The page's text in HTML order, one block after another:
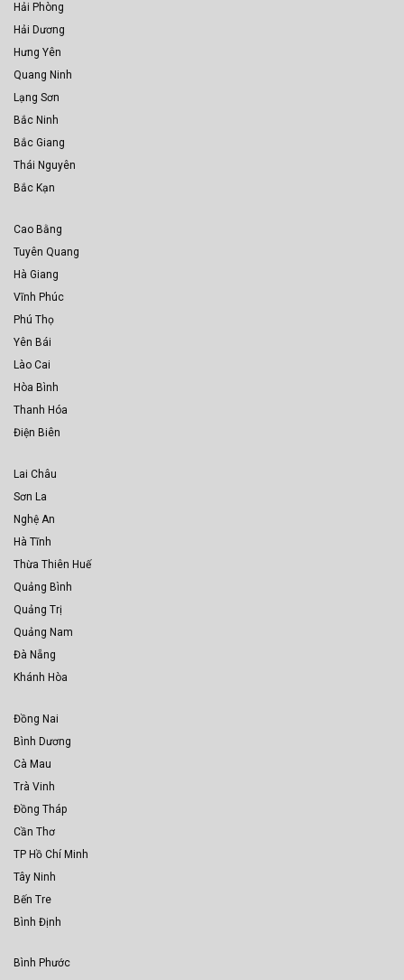
Hải Phòng
Hải Dương
Hưng Yên
Quang Ninh
Lạng Sơn
Bắc Ninh
Bắc Giang
Thái Nguyên
Bắc Kạn
Cao Bằng
Tuyên Quang
Hà Giang
Vĩnh Phúc
Phú Thọ
Yên Bái
Lào Cai
Hòa Bình
Thanh Hóa
Điện Biên
Lai Châu
Sơn La
Nghệ An
Hà Tĩnh
Thừa Thiên Huế
Quảng Bình
Quảng Trị
Quảng Nam
Đà Nẵng
Khánh Hòa
Đồng Nai
Bình Dương
Cà Mau
Trà Vinh
Đồng Tháp
Cần Thơ
TP Hồ Chí Minh
Tây Ninh
Bến Tre
Bình Định
Bình Phước